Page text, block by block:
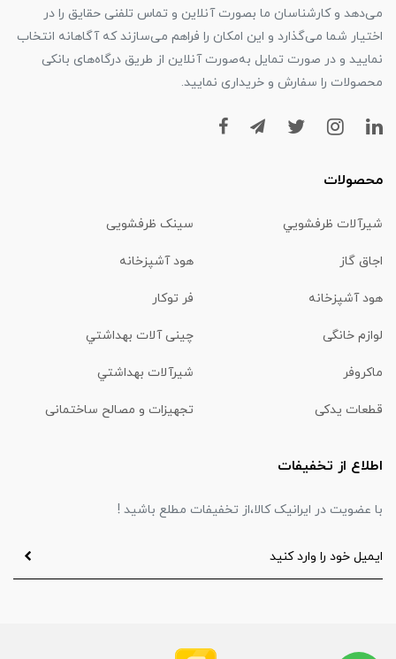
می‌دهد و کارشناسان ما بصورت آنلاین و تماس تلفنی حقایق را در
اختیار شما می‌گذارد و این امکان را فراهم می‌سازند که آگاهانه انتخاب
نمایید و در صورت تمایل به‌صورت آنلاین از طریق درگاه‌های بانکی
محصولات را سفارش و خریداری نمایید.
محصولات
شیرآلات ظرفشويي سینک ظرفشویی
اجاق گاز هود آشپزخانه
هود آشپزخانه فر توکار
لوازم خانگی چینی آلات بهداشتي
ماكروفر شیرآلات بهداشتي
قطعات یدکی تجهیزات و مصالح ساختمانی
اطلاع از تخفیفات
با عضویت در ایرانیک کالا،از تخفیفات مطلع باشید !